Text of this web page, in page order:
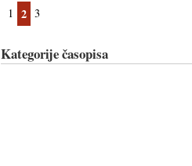
1 2 3
Kategorije časopisa